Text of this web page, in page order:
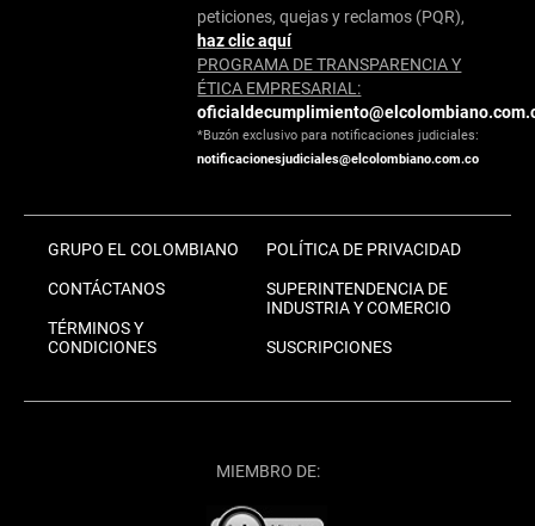
peticiones, quejas y reclamos (PQR),
haz clic aquí
PROGRAMA DE TRANSPARENCIA Y
ÉTICA EMPRESARIAL:
*Buzón exclusivo para notificaciones judiciales:
notificacionesjudiciales@elcolombiano.com.co
GRUPO EL COLOMBIANO
CONTÁCTANOS
TÉRMINOS Y
CONDICIONES
POLÍTICA DE PRIVACIDAD
SUPERINTENDENCIA DE
INDUSTRIA Y COMERCIO
SUSCRIPCIONES
MIEMBRO DE: